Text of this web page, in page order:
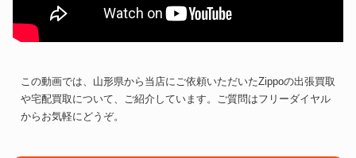
この動画では、山形県から当店にご依頼いただいたZippoの出張買取
や宅配買取について、ご紹介しています。ご質問はフリーダイヤル
からお気軽にどうぞ。